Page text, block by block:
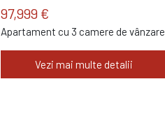
97,999 €
Apartament cu 3 camere de vânzare
Vezi mai multe detalii